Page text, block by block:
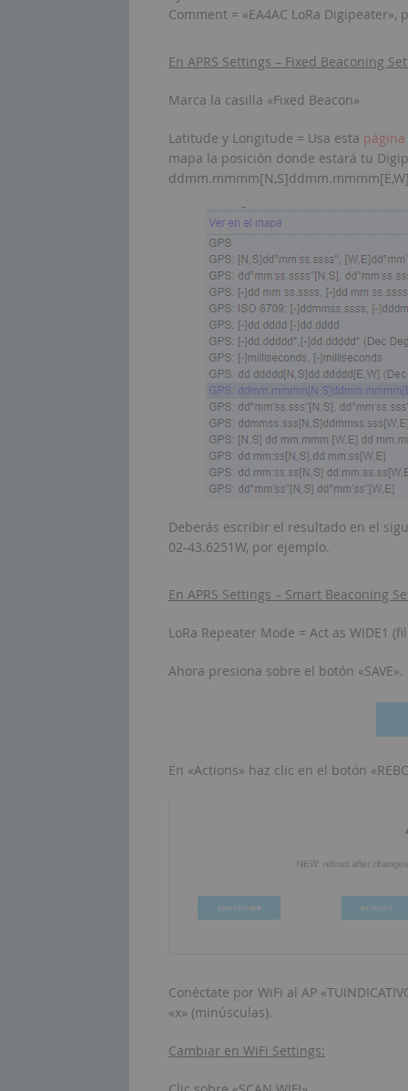
Comment = «EA4AC LoRa Digipeater»,
En APRS Settings – Fixed Beaconing
Marca la casilla «Fixed Beacon»
Latitude y Longitude = Usa esta página
mapa la posición donde estará tu
Deberás escribir el resultado en el
02-43.6251W, por ejemplo.
En APRS Settings – Smart Beaconing
LoRa Repeater Mode = Act as WIDE1
Ahora presiona sobre el botón «SAVE».
En «Actions» haz clic en el botón
Conéctate por WiFi al AP
«x» (minúsculas).
Cambiar en WiFi Settings: